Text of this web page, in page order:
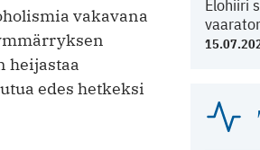
Elohiiri
vakavana
heijastaa
edes hetkeksi